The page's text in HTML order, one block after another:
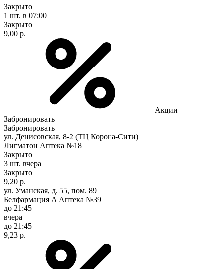
Закрыто
1 шт. в 07:00
Закрыто
9,00 р.
Акции
Забронировать
Забронировать
ул. Денисовская, 8-2 (ТЦ Корона-Сити)
Лигматон Аптека №18
Закрыто
3 шт. вчера
Закрыто
9,20 р.
ул. Уманская, д. 55, пом. 89
Белфармация А Аптека №39
до 21:45
вчера
до 21:45
9,23 р.